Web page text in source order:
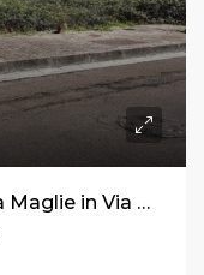
Terreno edificabile in vendita a Maglie in Via Orlando Piccinno